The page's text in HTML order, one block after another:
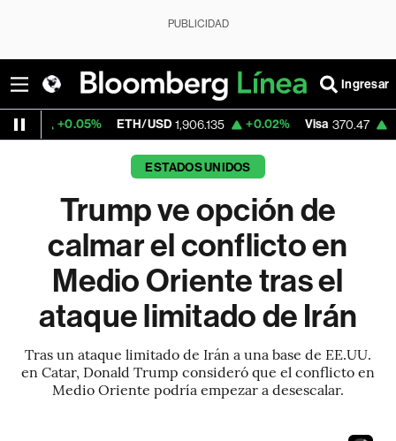
PUBLICIDAD
Ingresar
ETH/USD 1,906.135 +0.02% Visa 370.47 +0.52%
ESTADOS UNIDOS
Trump ve opción de
calmar el conflicto en
Medio Oriente tras el
ataque limitado de Irán
Tras un ataque limitado de Irán a una base de EE.UU.
en Catar, Donald Trump consideró que el conflicto en
Medio Oriente podría empezar a desescalar.